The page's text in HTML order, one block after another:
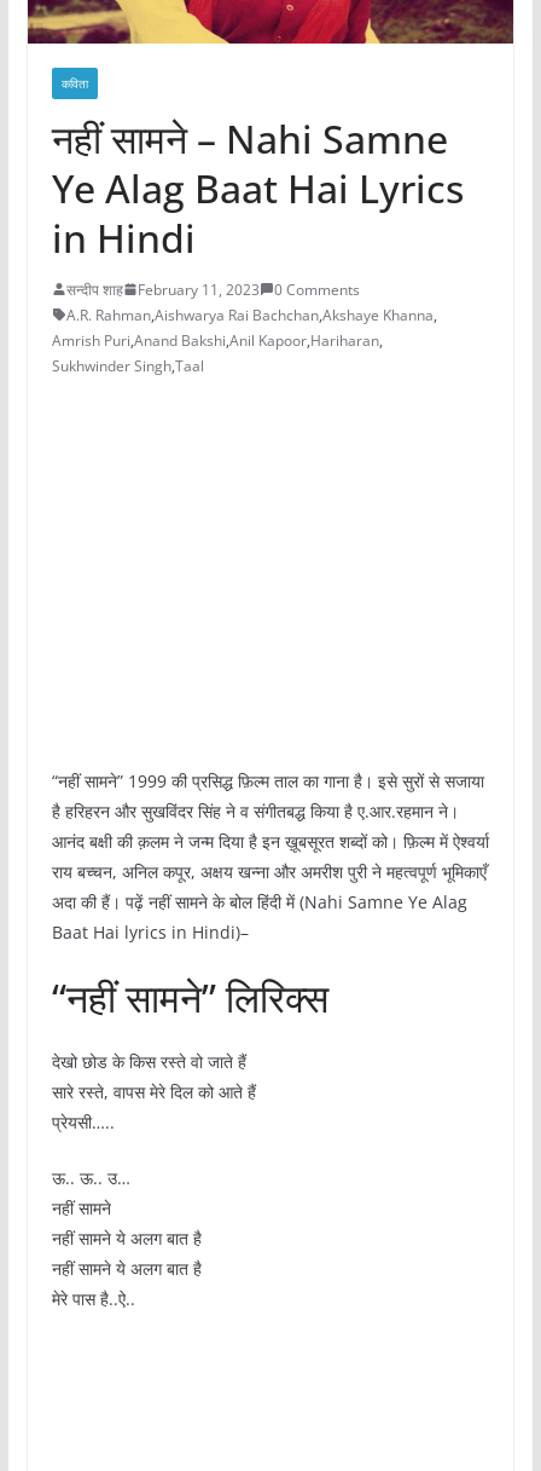
कविता
नहीं सामने – Nahi Samne
Ye Alag Baat Hai Lyrics
in Hindi
सन्दीप शाह February 11, 2023
0 Comments
A.R. Rahman,Aishwarya Rai Bachchan,Akshaye Khanna,
Amrish Puri,Anand Bakshi,Anil Kapoor,Hariharan,
Sukhwinder Singh,Taal
“नहीं सामने” 1999 की प्रसिद्ध फ़िल्म ताल का गाना है। इसे सुरों से सजाया
है हरिहरन और सुखविंदर सिंह ने व संगीतबद्ध किया है ए.आर.रहमान ने।
आनंद बक्षी की क़लम ने जन्म दिया है इन ख़ूबसूरत शब्दों को। फ़िल्म में ऐश्वर्या
राय बच्चन, अनिल कपूर, अक्षय खन्ना और अमरीश पुरी ने महत्वपूर्ण भूमिकाएँ
अदा की हैं। पढ़ें नहीं सामने के बोल हिंदी में (Nahi Samne Ye Alag
Baat Hai lyrics in Hindi)–
“नहीं सामने” लिरिक्स
देखो छोड के किस रस्ते वो जाते हैं
सारे रस्ते, वापस मेरे दिल को आते हैं
प्रेयसी…..
ऊ.. ऊ.. उ…
नहीं सामने
नहीं सामने ये अलग बात है
नहीं सामने ये अलग बात है
मेरे पास है..ऐ..